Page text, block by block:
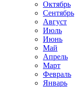
Октябрь
Сентябрь
Август
Июль
Июнь
Май
Апрель
Март
Февраль
Январь